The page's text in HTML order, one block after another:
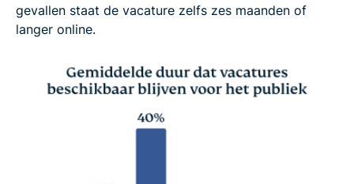
gevallen staat de vacature zelfs zes maanden of
langer online.